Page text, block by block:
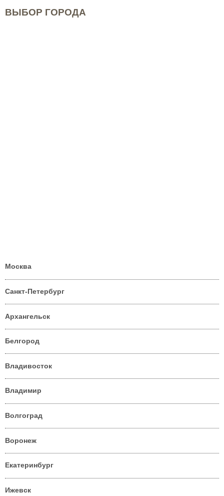
ВЫБОР ГОРОДА
Москва
Санкт-Петербург
Архангельск
Белгород
Владивосток
Владимир
Волгоград
Воронеж
Екатеринбург
Ижевск